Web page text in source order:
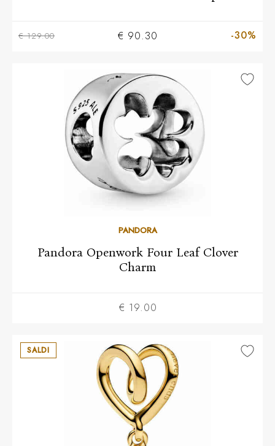
€ 129.00 € 90.30 -30%
PANDORA
Pandora Openwork Four Leaf Clover
Charm
€ 19.00
SALDI